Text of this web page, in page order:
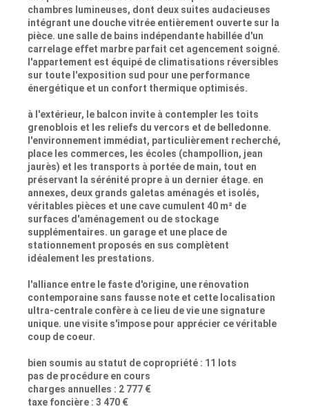
chambres lumineuses, dont deux suites audacieuses
intégrant une douche vitrée entièrement ouverte sur la
pièce. une salle de bains indépendante habillée d'un
carrelage effet marbre parfait cet agencement soigné.
l'appartement est équipé de climatisations réversibles
sur toute l'exposition sud pour une performance
énergétique et un confort thermique optimisés.
à l'extérieur, le balcon invite à contempler les toits
grenoblois et les reliefs du vercors et de belledonne.
l'environnement immédiat, particulièrement recherché,
place les commerces, les écoles (champollion, jean
jaurès) et les transports à portée de main, tout en
préservant la sérénité propre à un dernier étage. en
annexes, deux grands galetas aménagés et isolés,
véritables pièces et une cave cumulent 40 m² de
surfaces d'aménagement ou de stockage
supplémentaires. un garage et une place de
stationnement proposés en sus complètent
idéalement les prestations.
l'alliance entre le faste d'origine, une rénovation
contemporaine sans fausse note et cette localisation
ultra-centrale confère à ce lieu de vie une signature
unique. une visite s'impose pour apprécier ce véritable
coup de coeur.
bien soumis au statut de copropriété : 11 lots
pas de procédure en cours
charges annuelles : 2 777 €
taxe foncière : 3 470 €